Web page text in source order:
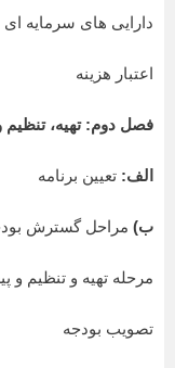
دارایی های سرمایه ای
اعتبار هزینه
فصل دوم: تهیه، تنظیم
الف: تعیین برنامه
ب) مراحل گسترش
مرحله تهیه و تنظیم و
تصویب بودجه